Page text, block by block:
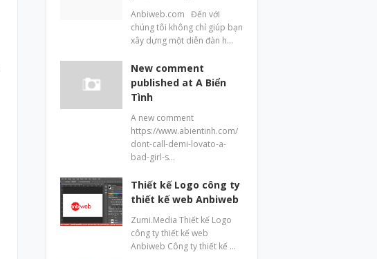
Anbiweb.com Đến với
chúng tôi không chỉ giúp bạn
xây dựng một diễn đàn h…
New comment
published at A Biển
Tình
A new comment
https://www.abientinh.com/
dont-call-demi-lovato-a-
bad-girl-s…
Thiết kế Logo công ty
thiết kế web Anbiweb
Zumi.Media Thiết kế Logo
công ty thiết kế web
Anbiweb Công ty thiết kế …